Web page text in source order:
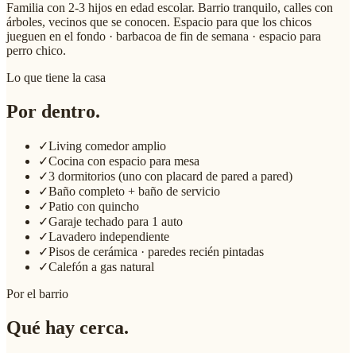
Familia con 2-3 hijos en edad escolar. Barrio tranquilo, calles con
árboles, vecinos que se conocen. Espacio para que los chicos
jueguen en el fondo · barbacoa de fin de semana · espacio para
perro chico.
Lo que tiene la casa
Por dentro.
✓Living comedor amplio
✓Cocina con espacio para mesa
✓3 dormitorios (uno con placard de pared a pared)
✓Baño completo + baño de servicio
✓Patio con quincho
✓Garaje techado para 1 auto
✓Lavadero independiente
✓Pisos de cerámica · paredes recién pintadas
✓Calefón a gas natural
Por el barrio
Qué hay cerca.